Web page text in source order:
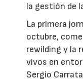
la gestión de
La primera
octubre,
rewilding y la
vivos en
Sergio